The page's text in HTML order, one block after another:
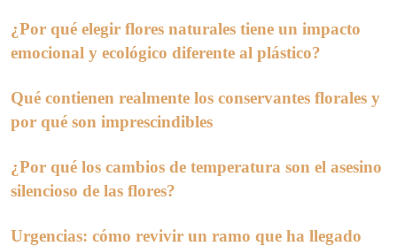
¿Por qué elegir flores naturales tiene un impacto
emocional y ecológico diferente al plástico?
Qué contienen realmente los conservantes florales y
por qué son imprescindibles
¿Por qué los cambios de temperatura son el asesino
silencioso de las flores?
Urgencias: cómo revivir un ramo que ha llegado